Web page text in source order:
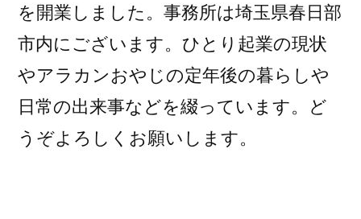
を開業しました。事務所は埼玉県春日部
市内にございます。ひとり起業の現状
やアラカンおやじの定年後の暮らしや
日常の出来事などを綴っています。ど
うぞよろしくお願いします。